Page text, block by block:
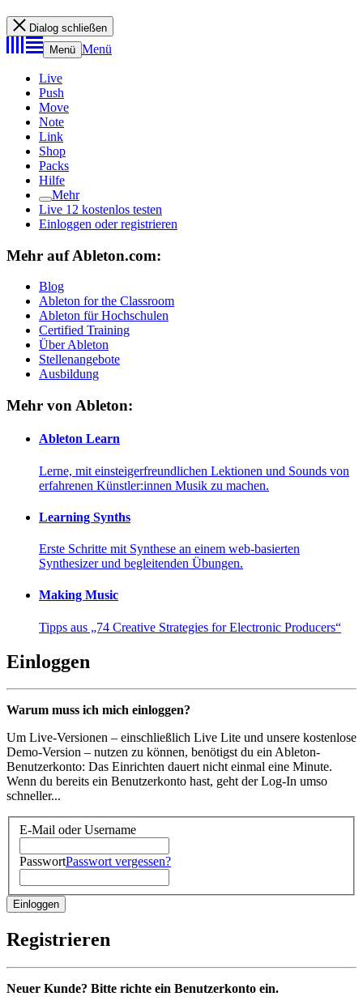
Dialog schließen
Menü Menü
Live
Push
Move
Note
Link
Shop
Packs
Hilfe
Mehr
Live 12 kostenlos testen
Einloggen oder registrieren
Mehr auf Ableton.com:
Blog
Ableton for the Classroom
Ableton für Hochschulen
Certified Training
Über Ableton
Stellenangebote
Ausbildung
Mehr von Ableton:
Ableton Learn
Lerne, mit einsteigerfreundlichen Lektionen und Sounds von
erfahrenen Künstler:innen Musik zu machen.
Learning Synths
Erste Schritte mit Synthese an einem web-basierten
Synthesizer und begleitenden Übungen.
Making Music
Tipps aus „74 Creative Strategies for Electronic Producers“
Einloggen
Warum muss ich mich einloggen?
Um Live-Versionen – einschließlich Live Lite und unsere kostenlose
Demo-Version – nutzen zu können, benötigst du ein Ableton-
Benutzerkonto: Das Einrichten dauert nicht einmal eine Minute.
Wenn du bereits ein Benutzerkonto hast, geht der Log-In umso
schneller...
E-Mail oder Username
PasswortPasswort vergessen?
Registrieren
Neuer Kunde? Bitte richte ein Benutzerkonto ein.